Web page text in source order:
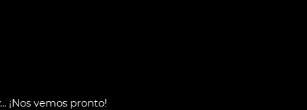
¡Nos vemos pronto!